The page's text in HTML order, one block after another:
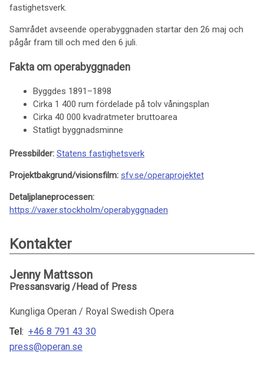
fastighetsverk.
Samrådet avseende operabyggnaden startar den 26 maj och
pågår fram till och med den 6 juli.
Fakta om operabyggnaden
Byggdes 1891–1898
Cirka 1 400 rum fördelade på tolv våningsplan
Cirka 40 000 kvadratmeter bruttoarea
Statligt byggnadsminne
Pressbilder: Statens fastighetsverk
Projektbakgrund/visionsfilm: sfv.se/operaprojektet
Detaljplaneprocessen:
https://vaxer.stockholm/operabyggnaden
Kontakter
Jenny Mattsson
Pressansvarig /Head of Press
Kungliga Operan / Royal Swedish Opera
Tel: +46 8 791 43 30
press@operan.se